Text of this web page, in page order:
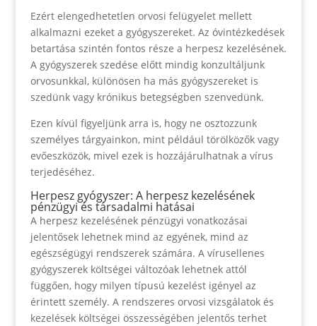
Ezért elengedhetetlen orvosi felügyelet mellett
alkalmazni ezeket a gyógyszereket. Az óvintézkedések
betartása szintén fontos része a herpesz kezelésének.
A gyógyszerek szedése előtt mindig konzultáljunk
orvosunkkal, különösen ha más gyógyszereket is
szedünk vagy krónikus betegségben szenvedünk.
Ezen kívül figyeljünk arra is, hogy ne osztozzunk
személyes tárgyainkon, mint például törölközők vagy
evőeszközök, mivel ezek is hozzájárulhatnak a vírus
terjedéséhez.
Herpesz gyógyszer: A herpesz kezelésének
pénzügyi és társadalmi hatásai
A herpesz kezelésének pénzügyi vonatkozásai
jelentősek lehetnek mind az egyének, mind az
egészségügyi rendszerek számára. A vírusellenes
gyógyszerek költségei változóak lehetnek attól
függően, hogy milyen típusú kezelést igényel az
érintett személy. A rendszeres orvosi vizsgálatok és
kezelések költségei összességében jelentős terhet